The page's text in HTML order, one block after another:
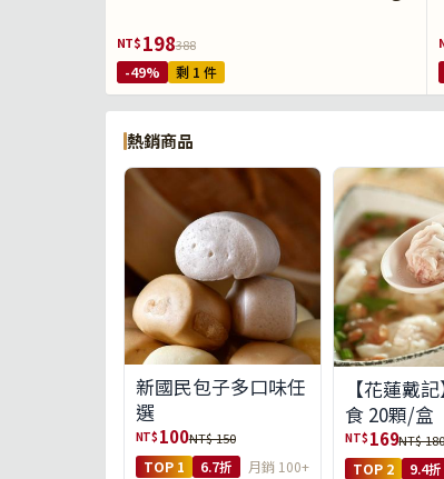
NT$198388
-49% 剩 1 件
熱銷商品
新國民包子多口味任
選
NT$ 100NT$ 150
TOP 1 6.7折 月銷 100+
【花蓮戴
食 20顆/盒
NT$ 169NT$
TOP 2 9.4折